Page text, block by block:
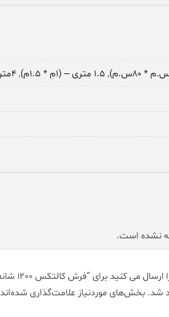
, ۱.۵ متری – (۱م * ۱.۵م) ,۴متری – (۱.۵م * ۲.۲۵م)
نشده است.
برای “فرش کالتکس ۱۲۰۰ شانه طرح غنچه سبز سیر”
شد. بخش‌های موردنیاز علامت‌گذاری شده‌اند